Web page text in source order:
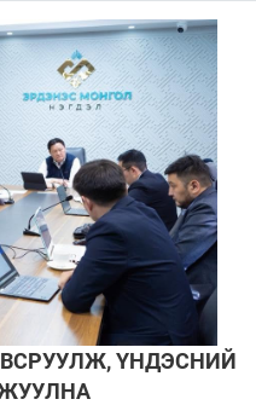
ҮНДЭСНИЙ